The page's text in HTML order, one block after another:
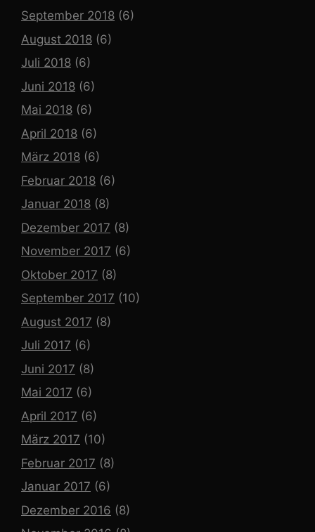
September 2018 (6)
August 2018 (6)
Juli 2018 (6)
Juni 2018 (6)
Mai 2018 (6)
April 2018 (6)
März 2018 (6)
Februar 2018 (6)
Januar 2018 (8)
Dezember 2017 (8)
November 2017 (6)
Oktober 2017 (8)
September 2017 (10)
August 2017 (8)
Juli 2017 (6)
Juni 2017 (8)
Mai 2017 (6)
April 2017 (6)
März 2017 (10)
Februar 2017 (8)
Januar 2017 (6)
Dezember 2016 (8)